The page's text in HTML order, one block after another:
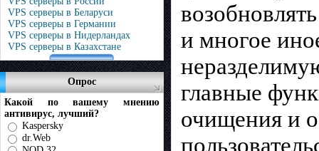
VPS серверы в Беларуси
VPS серверы в Германии
VPS серверы в Нидерландах
VPS серверы в Казахстане
Опрос
Какой по вашему мнению
антивирус, лучший?
Kaspersky
dr.Web
и многое
главные
очищения и